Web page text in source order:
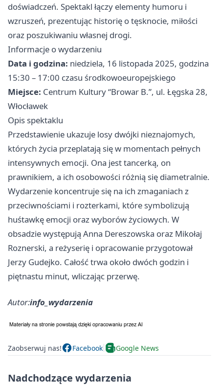
doświadczeń. Spektakl łączy elementy humoru i
wzruszeń, prezentując historię o tęsknocie, miłości
oraz poszukiwaniu własnej drogi.
Informacje o wydarzeniu
Data i godzina: niedziela, 16 listopada 2025, godzina
15:30 – 17:00 czasu środkowoeuropejskiego
Miejsce: Centrum Kultury “Browar B.”, ul. Łęgska 28,
Włocławek
Opis spektaklu
Przedstawienie ukazuje losy dwójki nieznajomych,
których życia przeplatają się w momentach pełnych
intensywnych emocji. Ona jest tancerką, on
prawnikiem, a ich osobowości różnią się diametralnie.
Wydarzenie koncentruje się na ich zmaganiach z
przeciwnościami i rozterkami, które symbolizują
huśtawkę emocji oraz wyborów życiowych. W
obsadzie występują Anna Dereszowska oraz Mikołaj
Roznerski, a reżyserię i opracowanie przygotował
Jerzy Gudejko. Całość trwa około dwóch godzin i
piętnastu minut, wliczając przerwę.
Autor:info_wydarzenia
Zaobserwuj nas! Facebook Google News
Nadchodzące wydarzenia